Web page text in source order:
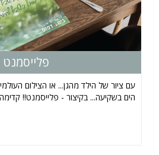
פלייסמנט
עם ציור של הילד מהגן... או הצילום
הים בשקיעה... בקיצור - פלייסמנט!!